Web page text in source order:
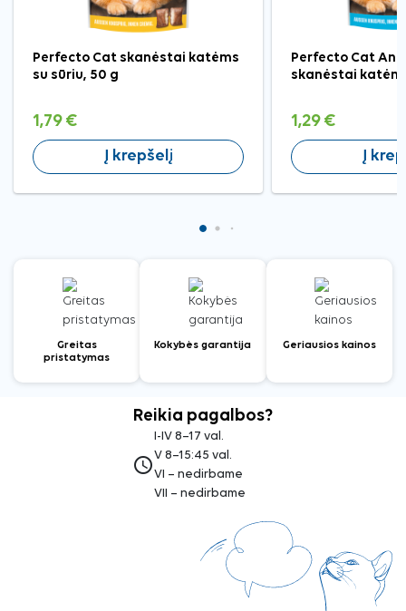
Perfecto Cat skanėstai katėms
su sūriu, 50 g
1,79 €
Į krepšelį
Perfecto Cat
skanėstai
1,29 €
Į
Greitas
pristatymas
Kokybės garantija Geriausios kainos
Reikia pagalbos?
access_time
I-IV 8–17 val.
V 8–15:45 val.
VI – nedirbame
VII – nedirbame